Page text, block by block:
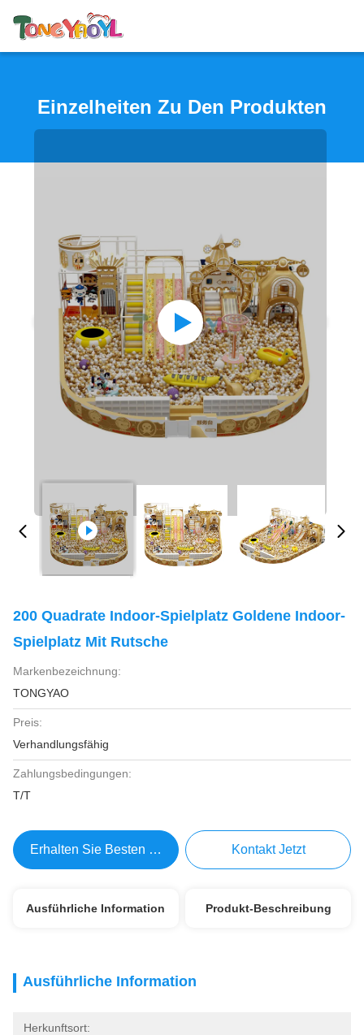
Einzelheiten Zu Den Produkten
200 Quadrate Indoor-Spielplatz Goldene Indoor-
Spielplatz Mit Rutsche
Markenbezeichnung:
TONGYAO
Preis:
Verhandlungsfähig
Zahlungsbedingungen:
T/T
Erhalten Sie Besten Preis Kontakt Jetzt
Ausführliche Information Produkt-Beschreibung
Ausführliche Information
Herkunftsort: